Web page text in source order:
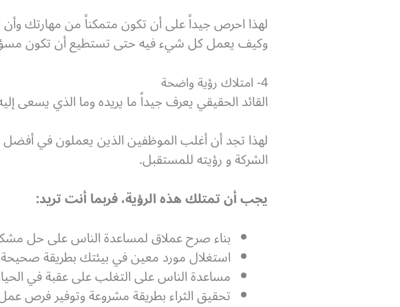
لهذا احرص جيداً على أن تكون متمكناً من مهارتك
وكيف يعمل كل شيء فيه حتى تستطيع أن تكون
4- امتلاك رؤية واضحة
القائد الحقيقي يعرف جيداً ما يريده وما الذي يسعى
لهذا تجد أن أغلب الموظفين الذين يعملون في
الشركة و رؤيته للمستقبل.
يجب أن تمتلك هذه الرؤية، فربما أنت تريد:
بناء صرح عملاق لمساعدة الناس على حل
استغلال مورد معين في بيئتك بطريقة
مساعدة الناس على التغلب على عقبة في
تحقيق الثراء بطريقة مشروعة وتوفير فرص